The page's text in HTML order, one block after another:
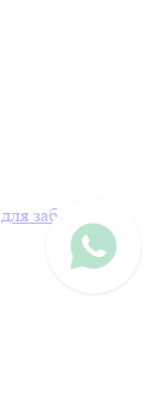
забора